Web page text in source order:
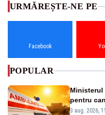
URMĂREȘTE-NE PE
Facebook
POPULAR
Ministerul
pentru
3 aug. 2026,